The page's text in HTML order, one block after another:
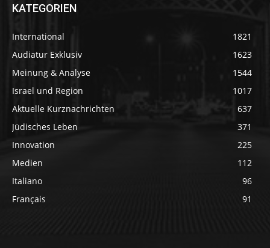
KATEGORIEN
International
1821
Audiatur Exklusiv
1623
Meinung & Analyse
1544
Israel und Region
1017
Aktuelle Kurznachrichten
637
Jüdisches Leben
371
Innovation
225
Medien
112
Italiano
96
Français
91